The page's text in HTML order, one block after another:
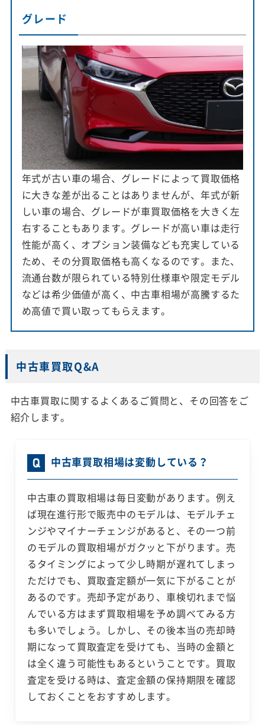
グレード
年式が古い車の場合、グレードによって買取価格
に大きな差が出ることはありませんが、年式が新
しい車の場合、グレードが車買取価格を大きく左
右することもあります。グレードが高い車は走行
性能が高く、オプション装備なども充実している
ため、その分買取価格も高くなるのです。また、
流通台数が限られている特別仕様車や限定モデル
などは希少価値が高く、中古車相場が高騰するた
め高値で買い取ってもらえます。
中古車買取Q&A
中古車買取に関するよくあるご質問と、その回答をご
紹介します。
中古車買取相場は変動している？
中古車の買取相場は毎日変動があります。例え
ば現在進行形で販売中のモデルは、モデルチェ
ンジやマイナーチェンジがあると、その一つ前
のモデルの買取相場がガクッと下がります。売
るタイミングによって少し時期が遅れてしまっ
ただけでも、買取査定額が一気に下がることが
あるのです。売却予定があり、車検切れまで悩
んでいる方はまず買取相場を予め調べてみる方
も多いでしょう。しかし、その後本当の売却時
期になって買取査定を受けても、当時の金額と
は全く違う可能性もあるということです。買取
査定を受ける時は、査定金額の保持期限を確認
しておくことをおすすめします。